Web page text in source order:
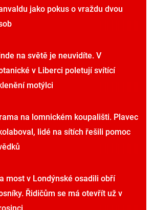
jako pokus o vraždu dvou
na světě je neuvidíte. V
v Liberci poletují svítící
motýlci
na lomnickém koupališti. Plavec
lidé na sítích řešili pomoc
most v Londýnské osadili obří
Řidičům se má otevřít už v